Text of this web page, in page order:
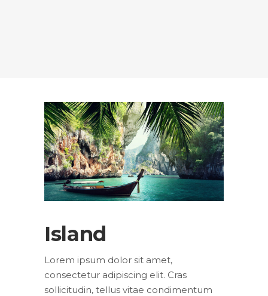
Island
Lorem ipsum dolor sit amet,
consectetur adipiscing elit. Cras
sollicitudin, tellus vitae condimentum